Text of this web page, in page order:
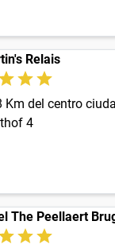
Relais
Km del centro
4
The Peellaert